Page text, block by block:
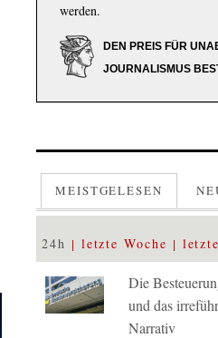
werden.
DEN PREIS FÜR
JOURNALISMUS
MEISTGELESEN
24h letzte Woche
Die
und das
Narrativ